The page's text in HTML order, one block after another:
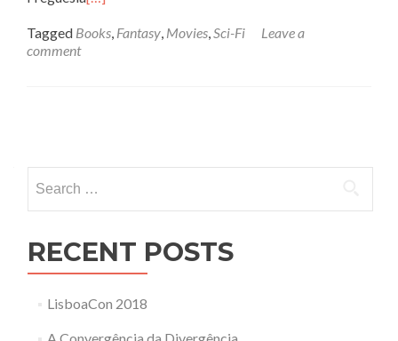
Tagged Books, Fantasy, Movies,Sci-Fi
Leave a
comment
navigation
for:
RECENT POSTS
LisboaCon 2018